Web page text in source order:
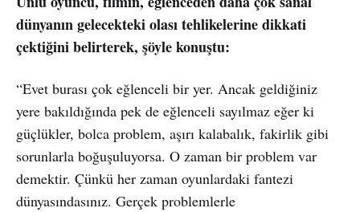
dünyanın gelecekteki olası tehlikelerine dikkati
çektiğini belirterek, şöyle konuştu:
“Evet burası çok eğlenceli bir yer. Ancak geldiğiniz
yere bakıldığında pek de eğlenceli sayılmaz eğer ki
güçlükler, bolca problem, aşırı kalabalık, fakirlik gibi
sorunlarla boğuşuluyorsa. O zaman bir problem var
demektir. Çünkü her zaman oyunlardaki fantezi
dünyasındasınız. Gerçek problemlerle